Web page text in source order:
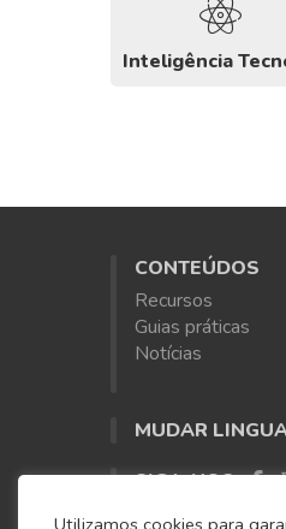
CONTEÚDOS
Recursos
Guias práticas
Notícias
MUDAR
SIGA-NOS
Utilizamos cookies para